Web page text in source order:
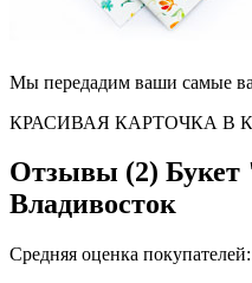
Мы передадим ваши самые
КРАСИВАЯ КАРТОЧКА В
Отзывы (2)
Владивосток
Средняя оценка покупателей: